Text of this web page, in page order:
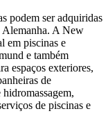
podem ser adquiridas
A New
em piscinas e
e também
espaços exteriores,
de
de piscinas e